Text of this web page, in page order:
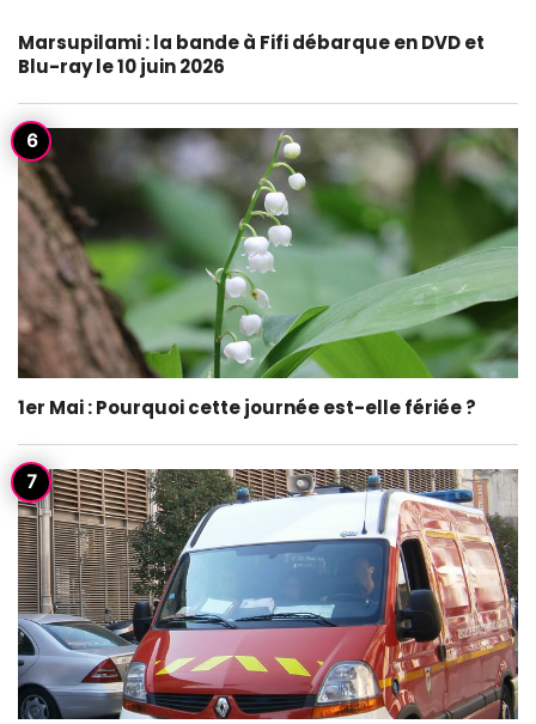
Marsupilami : la bande à Fifi débarque en DVD et
Blu-ray le 10 juin 2026
1er Mai : Pourquoi cette journée est-elle fériée ?